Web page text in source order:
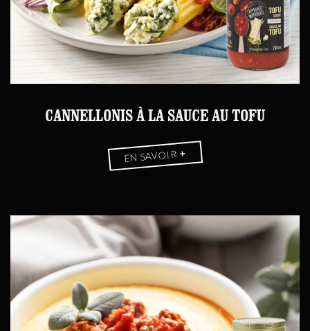
CANNELLONIS À LA SAUCE AU TOFU
EN SAVOIR+